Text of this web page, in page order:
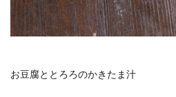
お豆腐ととろろのかきたま汁